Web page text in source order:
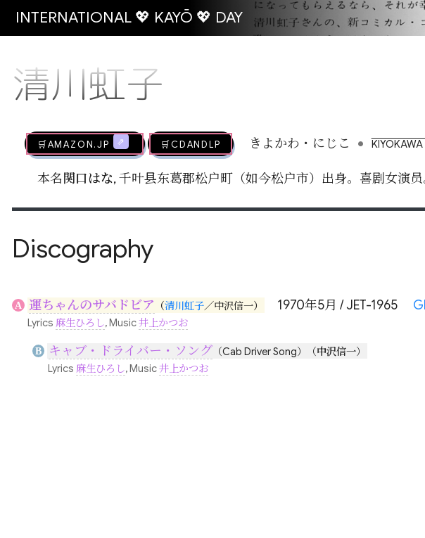
INTERNATIONAL 💖 KAYŌ 💖 DAY
清川虹子
🛒AMAZON.jp 🛒CDandLP きよかわ・にじこ •
本名 関口はな, 千叶县东葛郡松户町（如今松户市）出身。喜剧女演
Discography
A 運ちゃんのサバドビア （清川虹子／中沢信一） 1970年5月 / JET-1965
Lyrics 麻生ひろし, Music井上かつお
B キャブ・ドライバー・ソング （Cab Driver Song） （中沢信一）
Lyrics 麻生ひろし, Music井上かつお